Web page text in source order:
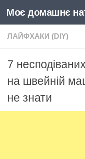
Skip to content
Моє домашнє
ЛАЙФХАКИ (DIY)
7
на швейній
не знати